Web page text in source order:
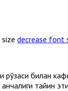
decrease font
билан
тайин